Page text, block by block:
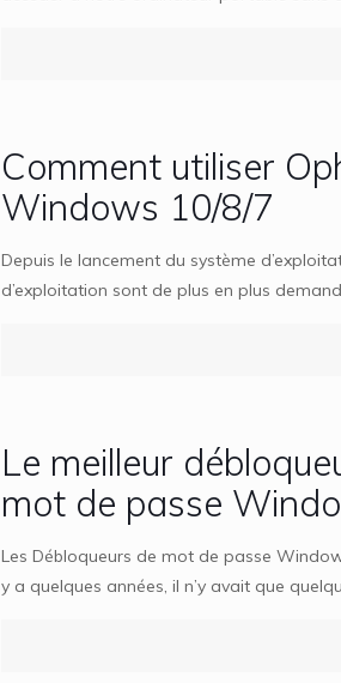
Comment utiliser
Windows 10/8/7
Depuis le lancement du système
d’exploitation sont de plus en plus
Le meilleur
mot de passe
Les Débloqueurs de mot de passe
y a quelques années, il n’y avait que